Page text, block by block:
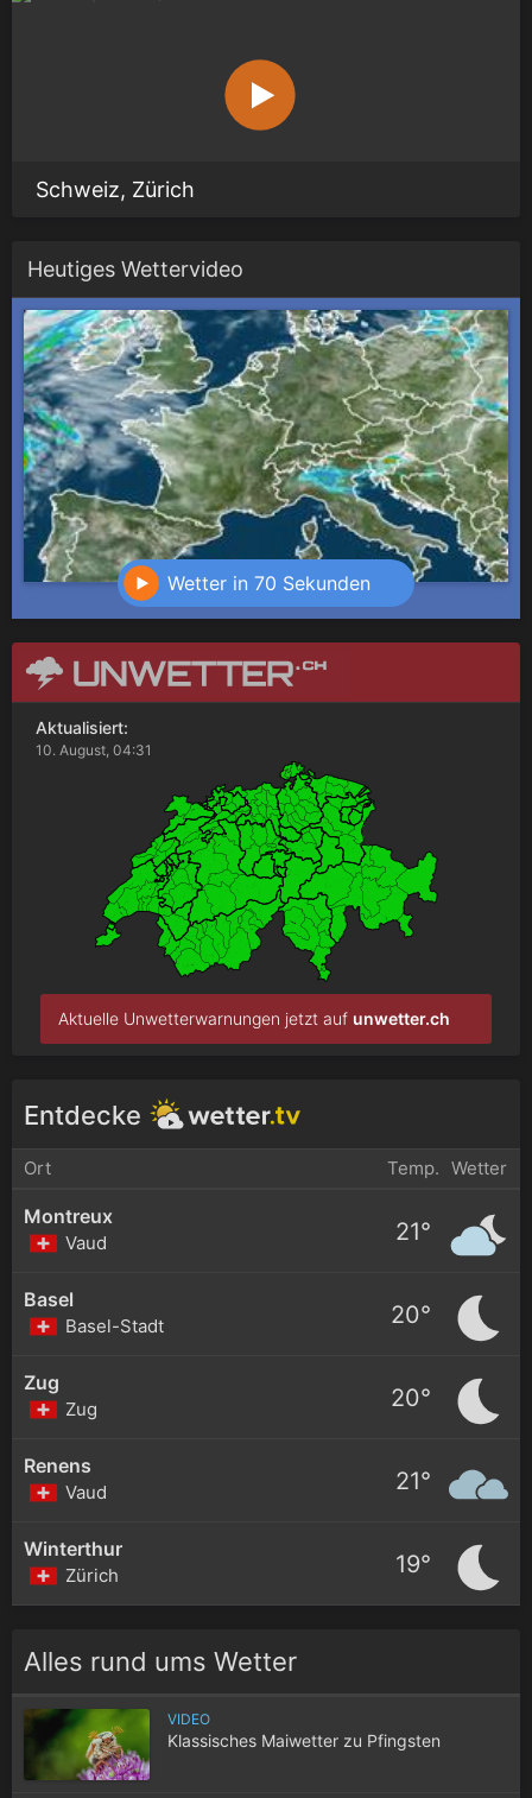
Schweiz, Zürich
Heutiges Wettervideo
Wetter in 70 Sekunden
Aktualisiert:
10. August, 04:31
Aktuelle Unwetterwarnungen jetzt auf unwetter.ch
Entdecke
Ort Temp. Wetter
Montreux
Vaud 21°
Basel
Basel-Stadt 20°
Zug
Zug 20°
Renens
Vaud 21°
Winterthur
Zürich 19°
Alles rund ums Wetter
VIDEO
Klassisches Maiwetter zu Pfingsten